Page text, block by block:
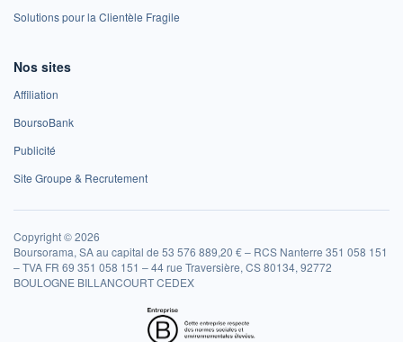
Solutions pour la Clientèle Fragile
Nos sites
Affiliation
BoursoBank
Publicité
Site Groupe & Recrutement
Copyright © 2026
Boursorama, SA au capital de 53 576 889,20 € – RCS Nanterre 351 058 151
– TVA FR 69 351 058 151 – 44 rue Traversière, CS 80134, 92772
BOULOGNE BILLANCOURT CEDEX